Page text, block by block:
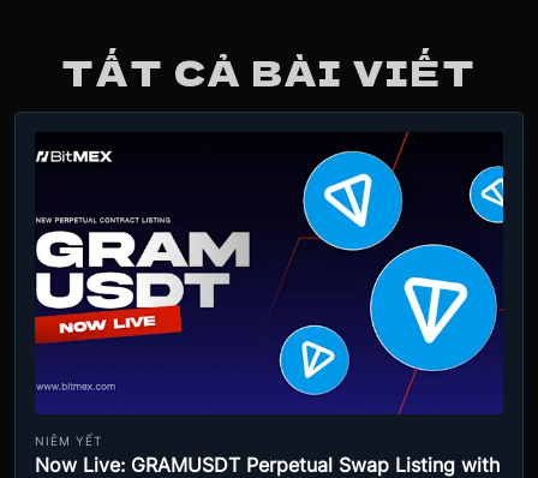
TẤT CẢ BÀI VIẾT
NIÊM YẾT
Now Live: GRAMUSDT Perpetual Swap Listing with